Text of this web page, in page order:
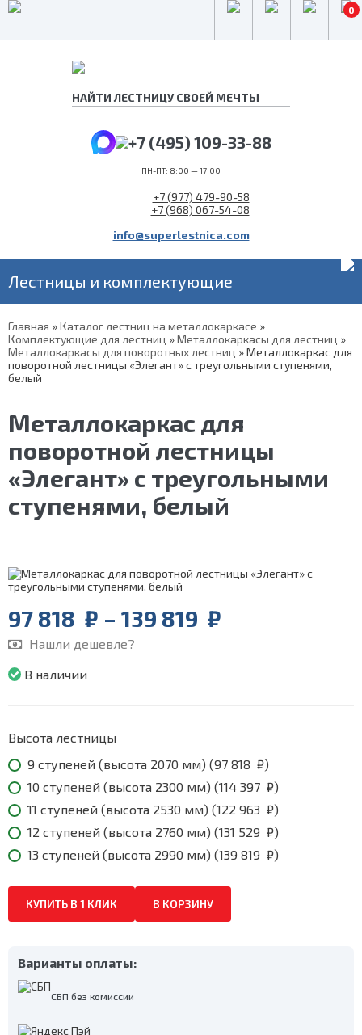
0
+7 (495) 109-33-88
ПН-ПТ: 8:00 — 17:00
+7 (977) 479-90-58
+7 (968) 067-54-08
info@superlestnica.com
Лестницы и комплектующие
Главная »Каталог лестниц на металлокаркасе »
Комплектующие для лестниц »Металлокаркасы для лестниц »
Металлокаркасы для поворотных лестниц »Металлокаркас для
поворотной лестницы «Элегант» с треугольными ступенями,
белый
Металлокаркас для
поворотной лестницы
«Элегант» с треугольными
ступенями, белый
97 818 ₽ – 139 819 ₽
₽
Нашли дешевле?
В наличии
Высота лестницы
9 ступеней (высота 2070 мм) (97 818 ₽)
10 ступеней (высота 2300 мм) (114 397 ₽)
11 ступеней (высота 2530 мм) (122 963 ₽)
12 ступеней (высота 2760 мм) (131 529 ₽)
13 ступеней (высота 2990 мм) (139 819 ₽)
КУПИТЬ В 1 КЛИК В КОРЗИНУ
Варианты оплаты:
СБП без комиссии